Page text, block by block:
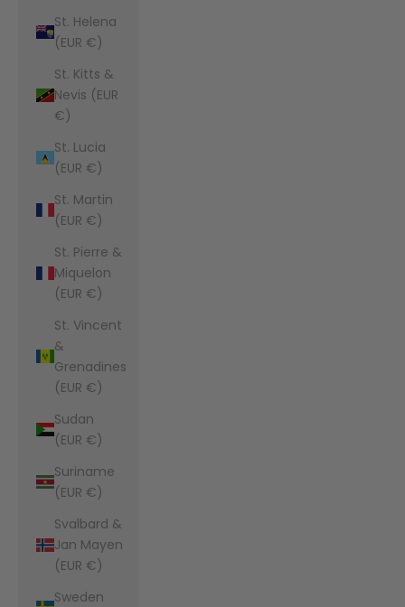
St. Helena
(EUR €)
St. Kitts &
Nevis (EUR
€)
St. Lucia
(EUR €)
St. Martin
(EUR €)
St. Pierre &
Miquelon
(EUR €)
St. Vincent
&
Grenadines
(EUR €)
Sudan
(EUR €)
Suriname
(EUR €)
Svalbard &
Jan Mayen
(EUR €)
Sweden